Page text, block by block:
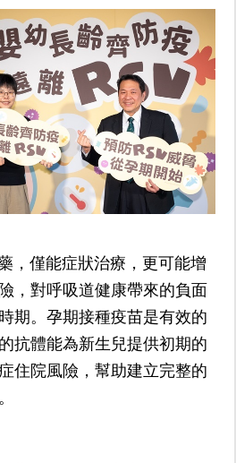
，僅能症狀治療，更可能增
，對呼吸道健康帶來的負面
期。孕期接種疫苗是有效的
抗體能為新生兒提供初期的
住院風險，幫助建立完整的